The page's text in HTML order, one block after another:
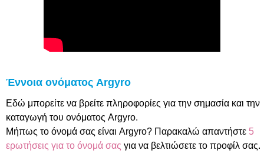
Έννοια ονόματος Argyro
Εδώ μπορείτε να βρείτε πληροφορίες για την σημασία και την
καταγωγή του ονόματος Argyro.
Μήπως το όνομά σας είναι Argyro? Παρακαλώ απαντήστε 5
ερωτήσεις για το όνομά σας για να βελτιώσετε το προφίλ σας.